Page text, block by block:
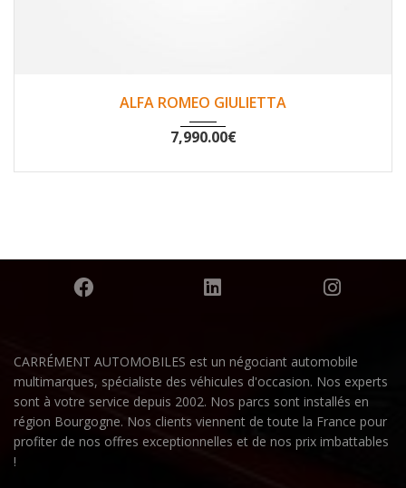
ALFA ROMEO GIULIETTA
7,990.00€
CARRÉMENT AUTOMOBILES est un négociant automobile
multimarques, spécialiste des véhicules d'occasion. Nos experts
sont à votre service depuis 2002. Nos parcs sont installés en
région Bourgogne. Nos clients viennent de toute la France pour
profiter de nos offres exceptionnelles et de nos prix imbattables
!